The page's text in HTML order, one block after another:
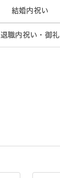
結婚内祝い
退職内祝い・御礼